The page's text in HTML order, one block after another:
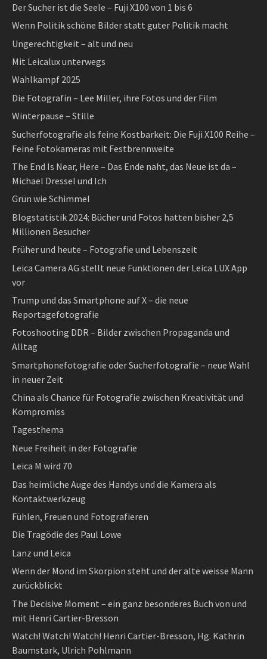
Der Sucher ist die Seele – Fuji X100 von 1 bis 6
Wenn Politik schöne Bilder statt guter Politik macht
Ungerechtigkeit – alt und neu
Mit Leicalux unterwegs
Wahlkampf 2025
Die Fotografin – Lee Miller, ihre Fotos und der Film
Winterpause – Stille
Sucherfotografie als feine Kostbarkeit: Die Fuji X100 Reihe –
Feine Fotokameras mit Festbrennweite
The End Is Near, Here – Das Ende naht, das Neue ist da –
Michael Dressel und Ich
Grün wie Schimmel
Blogstatistik 2024: Bücher und Fotos hatten bisher 2,5
Millionen Besucher
Früher und heute – Fotografie und Lebenszeit
Leica Camera AG stellt neue Funktionen der Leica LUX App
vor
Trump und das Smartphone auf X – die neue
Reportagefotografie
Fotoshooting DDR – Bilder zwischen Propaganda und
Alltag
Smartphonefotografie oder Sucherfotografie – neue Wahl
in neuer Zeit
China als Chance für Fotografie zwischen Kreativität und
Kompromiss
Tagesthema
Neue Freiheit in der Fotografie
Leica M wird 70
Das heimliche Auge des Handys und die Kamera als
Kontaktwerkzeug
Fühlen, Freuen und Fotografieren
Die Tragödie des Paul Lowe
Lanz und Leica
Wenn der Mond im Skorpion steht und der alte weisse Mann
zurückblickt
The Decisive Moment – ein ganz besonderes Buch von und
mit Henri Cartier-Bresson
Watch! Watch! Watch! Henri Cartier-Bresson, Hg. Kathrin
Baumstark, Ulrich Pohlmann